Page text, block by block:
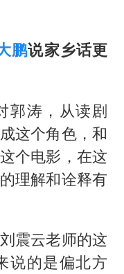
鹏说家乡话更
郭涛，从读剧
这个角色，和
个电影，在这
理解和诠释有
震云老师的这
说的是偏北方